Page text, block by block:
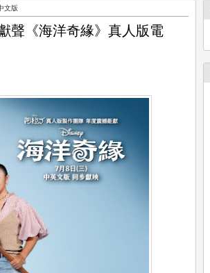
文版
聲《海洋奇緣》真人版電